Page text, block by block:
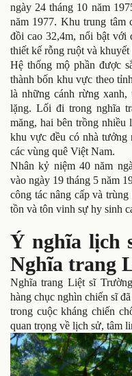
ngày 24 tháng 10 năm
năm 1977. Khu trung tâm
đồi cao 32,4m, nổi bật với
thiết kế rỗng ruột và khuyết
Hệ thống mộ phần được
thành bốn khu vực theo
là những cánh rừng
lặng. Lối đi trong nghĩa
măng, hai bên trồng
khu vực đều có nhà tưởng
các vùng quê Việt Nam.
Nhân kỷ niệm 40 năm
vào ngày 19 tháng 5 năm
công tác nâng cấp và
tồn và tôn vinh sự hy sinh
Ý nghĩa lịch
Nghĩa trang
Nghĩa trang Liệt sĩ
hàng chục nghìn chiến sĩ
trong cuộc kháng chiến
quan trọng về lịch sử, tâm